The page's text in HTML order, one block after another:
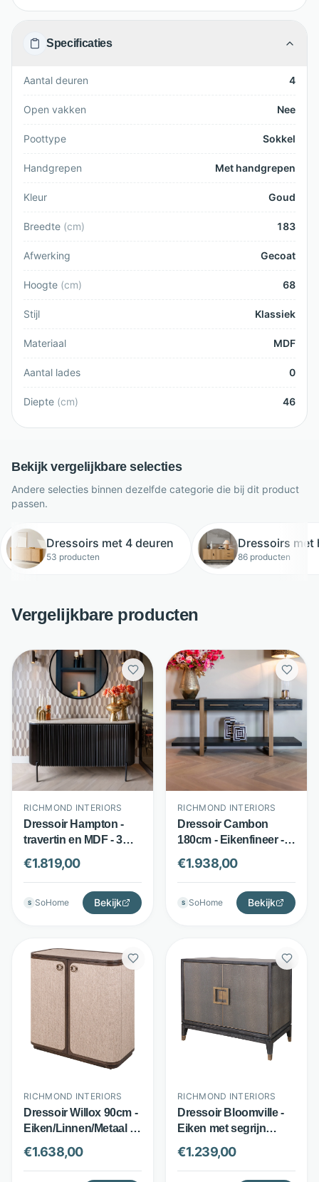
Specificaties
Aantal deuren 4
Open vakken Nee
Poottype Sokkel
Handgrepen Met handgrepen
Kleur Goud
Breedte (cm) 183
Afwerking Gecoat
Hoogte (cm) 68
Stijl Klassiek
Materiaal MDF
Aantal lades 0
Diepte (cm) 46
Bekijk vergelijkbare selecties
Andere selecties binnen dezelfde categorie die bij dit product
passen.
Dressoirs met 4 deuren
53 producten
Dressoirs met
86 producten
Vergelijkbare producten
RICHMOND INTERIORS
Dressoir Hampton -
travertin en MDF - 3
deuren - dark brown -
Richmond Interiors
€1.819,00
S SoHome Bekijk
RICHMOND INTERIORS
Dressoir Cambon
180cm - Eikenfineer -
Geborsteld
goudkleurig onderstel
- Zwart - Richmond
Interiors
€1.938,00
S SoHome Bekijk
RICHMOND INTERIORS
Dressoir Willox 90cm -
Eiken/Linnen/Metaal - 2
deuren - Bruin -
Richmond Interiors
€1.638,00
RICHMOND INTERIORS
Dressoir Bloomville -
Eiken met segrijn
lederlook en brass
details - 4 deuren -
Grijs - Richmond
€1.239,00